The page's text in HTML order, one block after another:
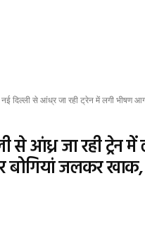
नई दिल्ली से आंध्र जा रही ट्रेन में लगी भीषण
से आंध्र जा रही ट्रेन
जलकर खाक,